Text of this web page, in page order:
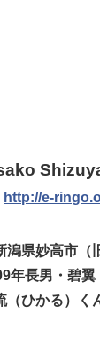
Shizuya
http://e-
潟県妙高市（
年長男・碧翼
ひかる）く